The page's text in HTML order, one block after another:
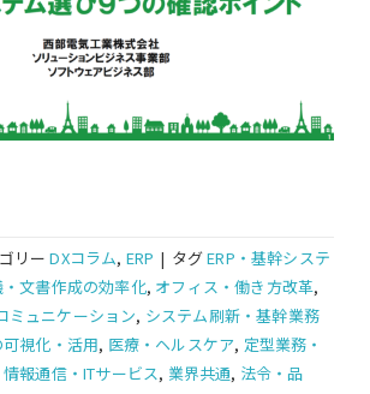
リーDXコラム, ERP | タグERP・基幹システ
文書作成の効率化, オフィス・働き方改革,
ミュニケーション, システム刷新・基幹業務
視化・活用, 医療・ヘルスケア, 定型業務・
情報通信・ITサービス, 業界共通, 法令・品